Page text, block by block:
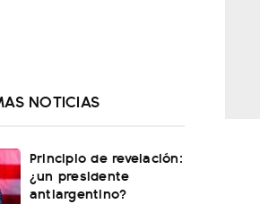
NOTICIAS
Principio de revelación:
¿un presidente
antiargentino?